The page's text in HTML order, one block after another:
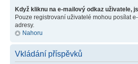
Když kliknu na e-mailový odkaz uživatele,
Pouze registrovaní uživatelé mohou posílat
adresy.
Nahoru
Vkládání příspěvků